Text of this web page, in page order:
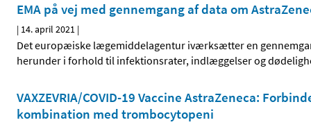
EMA på vej med gennemgang af data om
| 14. april 2021 |
Det europæiske lægemiddelagentur iværksætter en
herunder i forhold til infektionsrater, indlæggelser og
VAXZEVRIA/COVID-19 Vaccine AstraZeneca:
kombination med trombocytopeni